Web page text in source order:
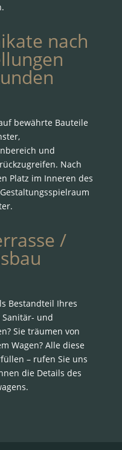
nach
bewährte Bauteile
und
Nach
Platz im Inneren des
/
Bestandteil Ihres
und
Sie träumen von
Wagen? Alle diese
– rufen Sie uns
die Details des